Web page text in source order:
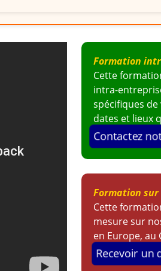
Formation
Cette
intra-
spécifiques
dates et lieux
Contactez
Formation sur
Cette
mesure sur
en Europe, au
Recevoir un